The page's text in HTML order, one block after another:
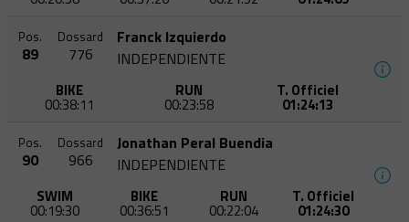
Pos.
89
Dossard
776
Franck Izquierdo
INDEPENDIENTE
BIKE
00:38:11
RUN
00:23:58
T. Officiel
01:24:13
Pos.
90
Dossard
966
Jonathan Peral Buendia
INDEPENDIENTE
SWIM
00:19:30
BIKE
00:36:51
RUN
00:22:04
T. Officiel
01:24:30